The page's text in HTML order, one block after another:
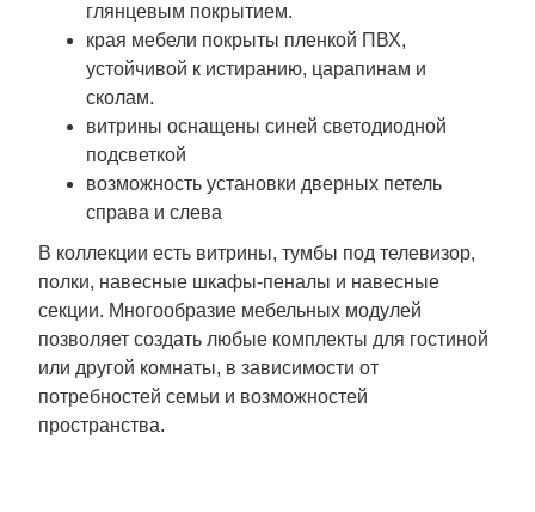
глянцевым покрытием.
края мебели покрыты пленкой ПВХ,
устойчивой к истиранию, царапинам и
сколам.
витрины оснащены синей светодиодной
подсветкой
возможность установки дверных петель
справа и слева
В коллекции есть витрины, тумбы под телевизор,
полки, навесные шкафы-пеналы и навесные
секции. Многообразие мебельных модулей
позволяет создать любые комплекты для гостиной
или другой комнаты, в зависимости от
потребностей семьи и возможностей
пространства.